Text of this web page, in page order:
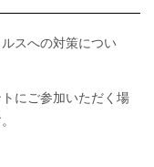
スへの対策につい
にご参加いただく場